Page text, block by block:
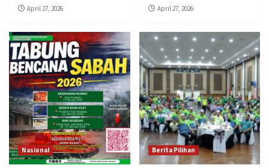
April 27, 2026 April 27, 2026
Nasional Berita Pilihan